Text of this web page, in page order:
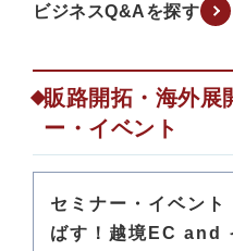
ビジネスQ&Aを探す
販路開拓・海外展
ー・イベント
セミナー・イベント
ばす！越境EC and